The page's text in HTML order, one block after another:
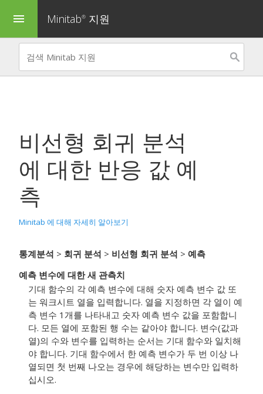
menu Minitab® 지원
비선형 회귀 분석
에 대한 반응 값 예
측
Minitab 에 대해 자세히 알아보기
통계분석 > 회귀 분석 > 비선형 회귀 분석 > 예측
예측 변수에 대한 새 관측치
기대 함수의 각 예측 변수에 대해 숫자 예측 변수 값 또
는 워크시트 열을 입력합니다. 열을 지정하면 각 열이 예
측 변수 1개를 나타내고 숫자 예측 변수 값을 포함합니
다. 모든 열에 포함된 행 수는 같아야 합니다. 변수(값과
열)의 수와 변수를 입력하는 순서는 기대 함수와 일치해
야 합니다. 기대 함수에서 한 예측 변수가 두 번 이상 나
열되면 첫 번째 나오는 경우에 해당하는 변수만 입력하
십시오.